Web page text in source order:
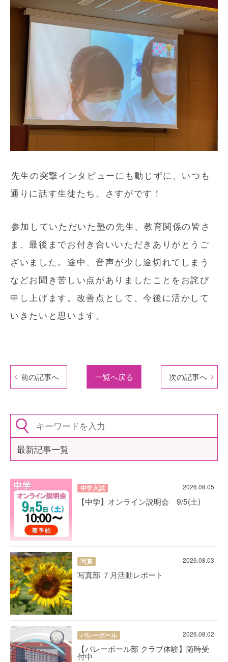
先生の突撃インタビューにも動じずに、いつも
通りに話す生徒たち。さすがです！
参加していただいた塾の先生、教育関係の皆さ
ま、最後までお付き合いいただきありがとうご
ざいました。途中、音声が少し途切れてしまう
などお聞き苦しい点がありましたことをお詫び
申し上げます。改善点として、今後に活かして
いきたいと思います。
前の記事へ 一覧へ戻る 次の記事へ
最新記事一覧
中学入試 2026.08.05
【中学】オンライン説明会 9/5(土)
写真 2026.08.03
写真部 ７月活動レポート
バレーボール 2026.08.02
【バレーボール部 クラブ体験】随時受
付中